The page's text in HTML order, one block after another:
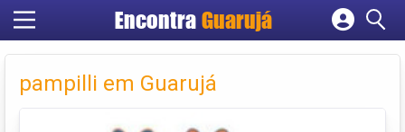
Encontra Guarujá
Cadastrar empresa
Criar conta
pampilli em Guarujá